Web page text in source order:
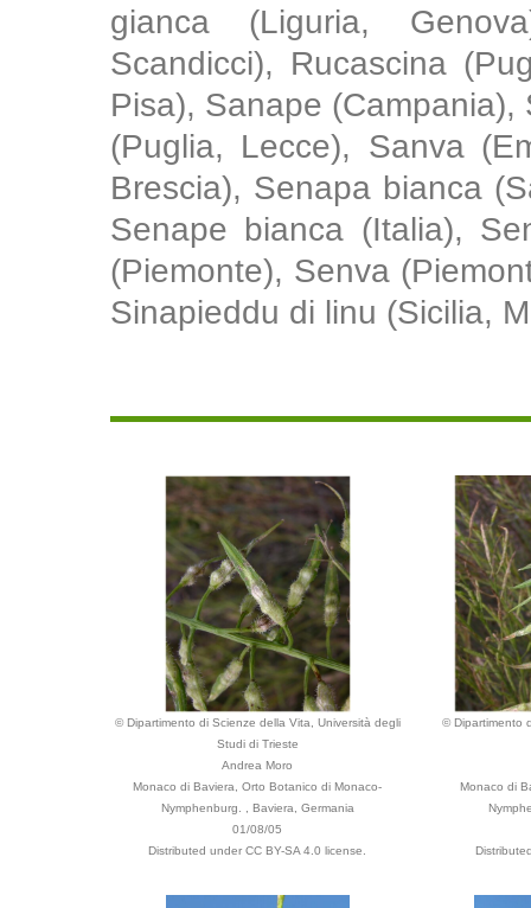
gianca (Liguria,
Scandicci), Rucascina
Pisa), Sanape
(Puglia, Lecce), Sanva
Brescia), Senapa bianca
Senape bianca (Italia),
(Piemonte), Senva
Sinapieddu di linu (Sicilia,
© Dipartimento di Scienze della Vita, Università degli
Studi di Trieste
Andrea Moro
Monaco di Baviera, Orto Botanico di Monaco-
Nymphenburg. , Baviera, Germania
01/08/05
Distributed under CC BY-SA 4.0 license.
© Dipartimento
Monaco di